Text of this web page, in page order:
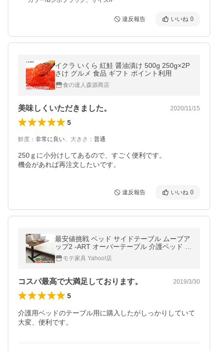
違反報告 いいね 0
イクラ いくら 紅鮭 醤油漬け 500g 250g×2P
さけ グルメ 食品 ギフト ポイント利用
食の達人森源商店
美味しくいただきました。 2020/11/15
5
鮮度 ： 非常に良い、 大きさ ： 普通
250ｇに小分けしてあるので、すごく便利です。
機会があれば再注文したいです。
違反報告 いいね 0
最安値挑戦 ベッド サイドテーブル ムーブア
ップ2 -ART オーバーテーブル 介護ベッド 電
動ベッド テレワーク デスク 在宅 勤務 昇降
テーブル
モテ家具 Yahoo!店
コスパ最高で大満足しております。 2019/3/30
5
介護用ベッドのテーブル用に購入したがしっかりしていて
大変、便利です。